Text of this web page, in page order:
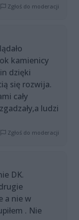
Zgłoś do moderacji
kamienicy
dzięki
się rozwija.
cały
ludzi
Zgłoś do moderacji
DK.
a nie w
. Nie